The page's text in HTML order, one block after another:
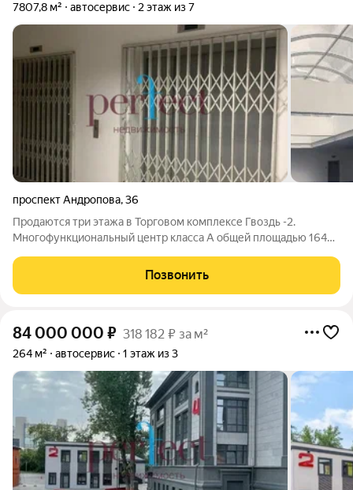
7807,8 м² автосервис 2 этаж из 7
проспект Андропова,36
Продаются три этажа в Торговом комплексе Гвоздь -2.
Многофункциональный центр класса А общей площадью 16441
грузовых лифта / 3200 кг / для подъема/спуска из крытой
разгрузочной
Позвонить
84 000 000 ₽ 318 182 ₽ за м²
264 м² автосервис 1 этаж из 3